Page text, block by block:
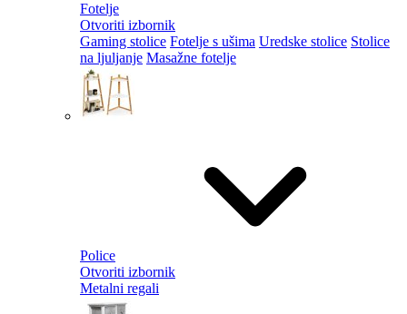
Fotelje
Otvoriti izbornik
Gaming stolice Fotelje s ušima Uredske stolice Stolice
na ljuljanje Masažne fotelje
Police
Otvoriti izbornik
Metalni regali